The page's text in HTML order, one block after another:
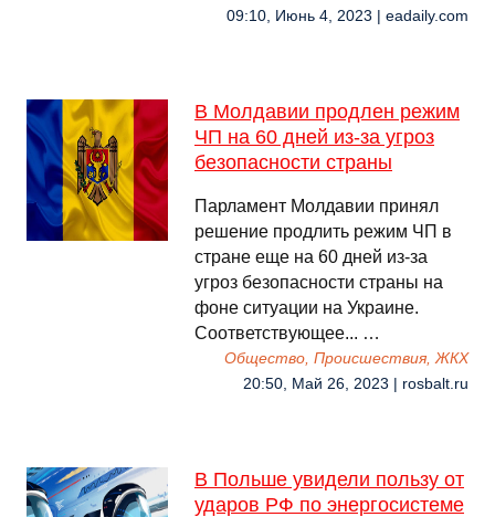
09:10, Июнь 4, 2023 | eadaily.com
В Молдавии продлен режим
ЧП на 60 дней из-за угроз
безопасности страны
Парламент Молдавии принял
решение продлить режим ЧП в
стране еще на 60 дней из-за
угроз безопасности страны на
фоне ситуации на Украине.
Соответствующее... …
Общество, Происшествия, ЖКХ
20:50, Май 26, 2023 | rosbalt.ru
В Польше увидели пользу от
ударов РФ по энергосистеме